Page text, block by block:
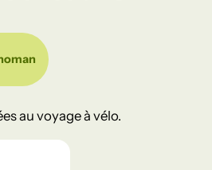
au voyage à vélo.